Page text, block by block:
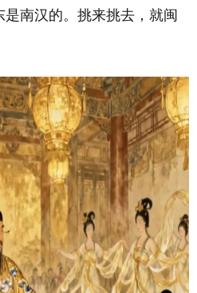
南汉的。挑来挑去，就闽